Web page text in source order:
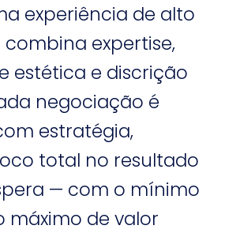
experiência de alto
expertise,
estética e discrição
negociação é
estratégia,
total no resultado
— com o mínimo
máximo de valor